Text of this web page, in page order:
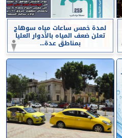
لمدة خمس ساعات مياه سوهاج
تعلن ضعف المياه بالأدوار العليا
بمناطق عدة...